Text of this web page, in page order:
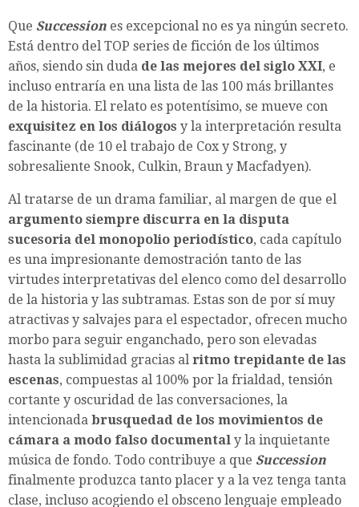
Que Succession es excepcional no es ya ningún secreto.
Está dentro del TOP series de ficción de los últimos
años, siendo sin duda de las mejores del siglo XXI, e
incluso entraría en una lista de las 100 más brillantes
de la historia. El relato es potentísimo, se mueve con
exquisitez en los diálogos y la interpretación resulta
fascinante (de 10 el trabajo de Cox y Strong, y
sobresaliente Snook, Culkin, Braun y Macfadyen).
Al tratarse de un drama familiar, al margen de que el
argumento siempre discurra en la disputa
sucesoria del monopolio periodístico, cada capítulo
es una impresionante demostración tanto de las
virtudes interpretativas del elenco como del desarrollo
de la historia y las subtramas. Estas son de por sí muy
atractivas y salvajes para el espectador, ofrecen mucho
morbo para seguir enganchado, pero son elevadas
hasta la sublimidad gracias al ritmo trepidante de las
escenas, compuestas al 100% por la frialdad, tensión
cortante y oscuridad de las conversaciones, la
intencionada brusquedad de los movimientos de
cámara a modo falso documental y la inquietante
música de fondo. Todo contribuye a que Succession
finalmente produzca tanto placer y a la vez tenga tanta
clase, incluso acogiendo el obsceno lenguaje empleado